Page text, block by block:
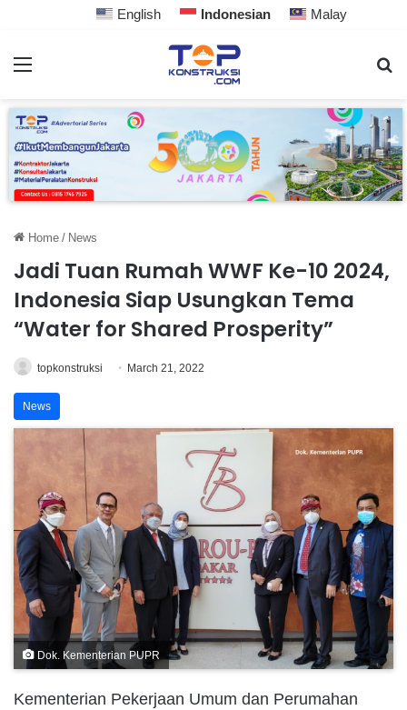
English Indonesian Malay
Home / News
Jadi Tuan Rumah WWF Ke-10 2024,
Indonesia Siap Usungkan Tema
“Water for Shared Prosperity”
topkonstruksi March 21, 2022
News
Dok. Kementerian PUPR
Kementerian Pekerjaan Umum dan Perumahan